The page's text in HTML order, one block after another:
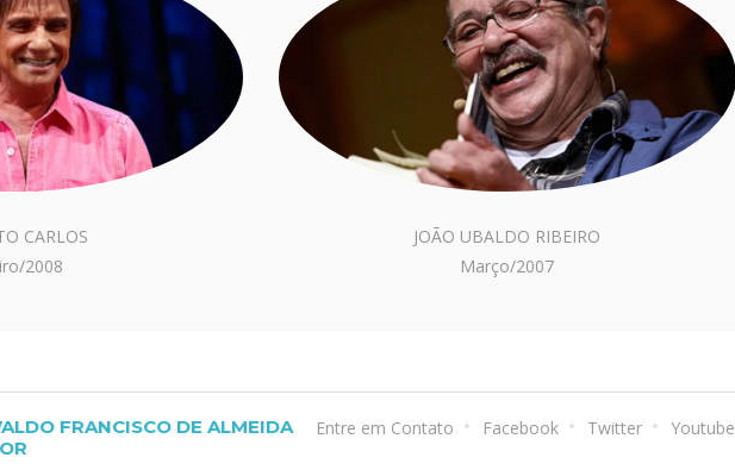
CARLOS
2008
JOÃO UBALDO RIBEIRO
Março/2007
Entre em Contato Facebook Twitter Youtube
FRANCISCO DE ALMEIDA